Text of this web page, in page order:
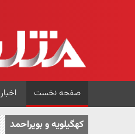
صفحه نخست اخبار
کهگیلویه و بویراحمد